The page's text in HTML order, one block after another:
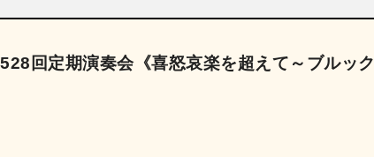
回定期演奏会《喜怒哀楽を超えて～ブルック